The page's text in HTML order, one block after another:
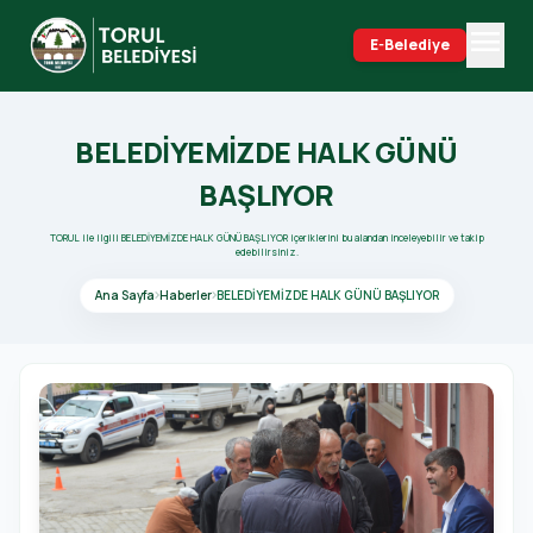
E-Belediye
search
BELEDİYEMİZDE HALK GÜNÜ
BAŞLIYOR
TORUL ile ilgili BELEDİYEMİZDE HALK GÜNÜ BAŞLIYOR içeriklerini bu alandan inceleyebilir ve takip
edebilirsiniz.
Ana Sayfa Haberler BELEDİYEMİZDE HALK GÜNÜ BAŞLIYOR